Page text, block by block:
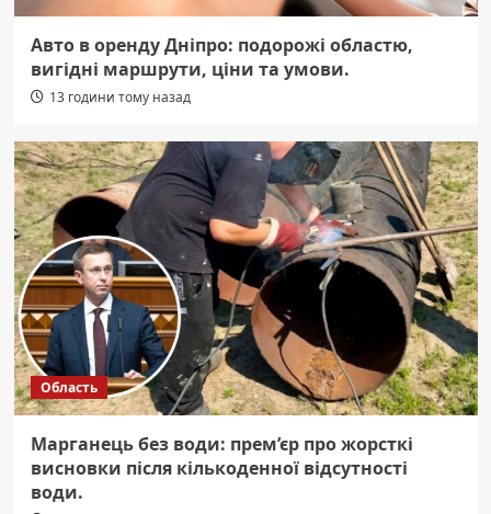
Авто в оренду Дніпро: подорожі областю,
вигідні маршрути, ціни та умови.
13 години тому назад
Область
Марганець без води: прем’єр про жорсткі
висновки після кількоденної відсутності
води.